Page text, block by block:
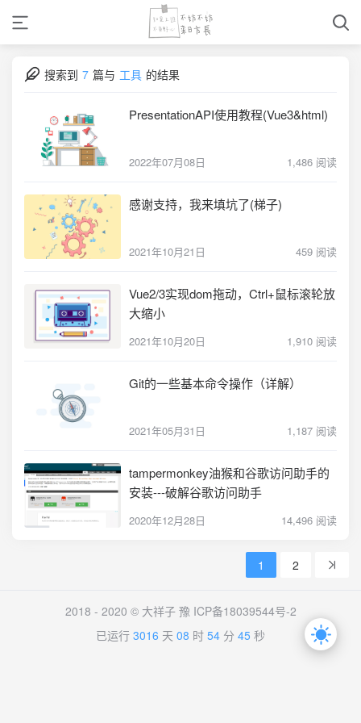
搜索到 7 篇与 工具 的结果
PresentationAPI使用教程(Vue3&html)
2022年07月08日 1,486 阅读
感谢支持，我来填坑了(梯子)
2021年10月21日 459 阅读
Vue2/3实现dom拖动，Ctrl+鼠标滚轮放
大缩小
2021年10月20日 1,910 阅读
Git的一些基本命令操作（详解）
2021年05月31日 1,187 阅读
tampermonkey油猴和谷歌访问助手的
安装---破解谷歌访问助手
2020年12月28日 14,496 阅读
1 2
2018 - 2020 © 大祥子 豫 ICP备18039544号-2
已运行 3016 天 08 时 54 分 45 秒